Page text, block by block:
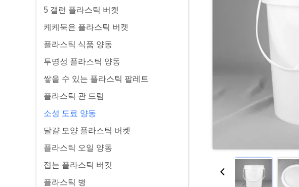
5 갤런 플라스틱 버켓
케케묵은 플라스틱 버켓
플라스틱 식품 양동
투명성 플라스틱 양동
쌓을 수 있는 플라스틱 팔레트
플라스틱 관 드럼
소성 도료 양동
달걀 모양 플라스틱 버켓
플라스틱 오일 양동
접는 플라스틱 버킷
플라스틱 병